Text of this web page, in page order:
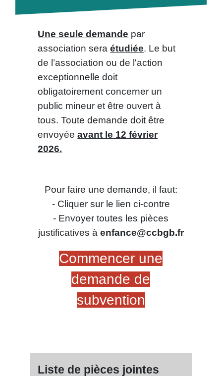
Une seule demande par
association seraétudiée. Le but
de l’association ou de l'action
exceptionnelle doit
obligatoirement concerner un
public mineur et être ouvert à
tous. Toute demande doit être
envoyéeavant le 12 février
2026.
Pour faire une demande, il faut:
- Cliquer sur le lien ci-contre
- Envoyer toutes les pièces
justificatives à enfance@ccbgb.fr
Commencer une
demande de
subvention
Liste de pièces jointes